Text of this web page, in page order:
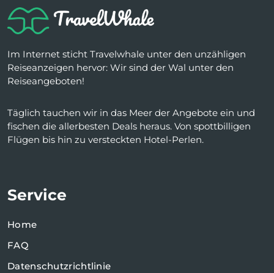
Im Internet sticht Travelwhale unter den unzähligen
Reiseanzeigen hervor: Wir sind der Wal unter den
Reiseangeboten!
Täglich tauchen wir in das Meer der Angebote ein und
fischen die allerbesten Deals heraus. Von spottbilligen
Flügen bis hin zu versteckten Hotel-Perlen.
Service
Home
FAQ
Datenschutzrichtlinie